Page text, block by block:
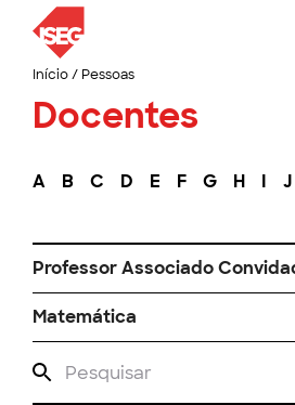
Início/ Pessoas
Docentes
A B C D E F G H I J
Professor Associado
Matemática